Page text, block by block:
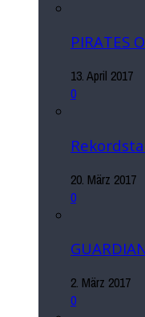
PIRATES
13. April 2017
0
20. März 2017
0
2. März 2017
0